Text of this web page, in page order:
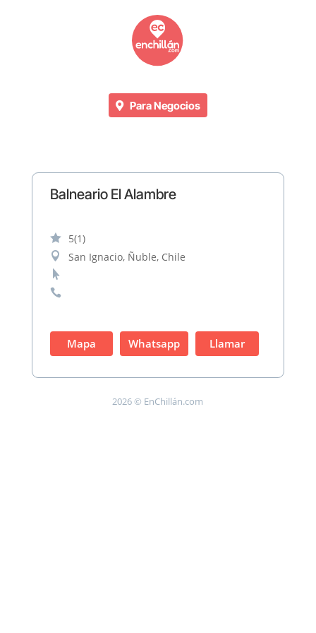
Para Negocios
Balneario El Alambre
 5(1)
 San Ignacio, Ñuble, Chile


Mapa Whatsapp Llamar
2026 © EnChillán.com